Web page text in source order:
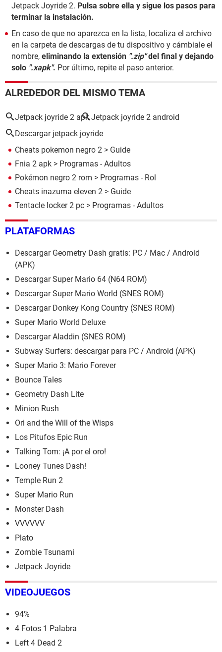
Jetpack Joyride 2. Pulsa sobre ella y sigue los pasos para
terminar la instalación.
En caso de que no aparezca en la lista, localiza el archivo
en la carpeta de descargas de tu dispositivo y cámbiale el
nombre, eliminando la extensión ".zip"del final y dejando
solo ".xapk". Por último, repite el paso anterior.
ALREDEDOR DEL MISMO TEMA
Jetpack joyride 2 apk Jetpack joyride 2 android
Descargar jetpack joyride
Cheats pokemon negro 2 > Guide
Fnia 2 apk > Programas - Adultos
Pokémon negro 2 rom > Programas - Rol
Cheats inazuma eleven 2 > Guide
Tentacle locker 2 pc > Programas - Adultos
PLATAFORMAS
Descargar Geometry Dash gratis: PC / Mac / Android
(APK)
Descargar Super Mario 64 (N64 ROM)
Descargar Super Mario World (SNES ROM)
Descargar Donkey Kong Country (SNES ROM)
Super Mario World Deluxe
Descargar Aladdin (SNES ROM)
Subway Surfers: descargar para PC / Android (APK)
Super Mario 3: Mario Forever
Bounce Tales
Geometry Dash Lite
Minion Rush
Ori and the Will of the Wisps
Los Pitufos Epic Run
Talking Tom: ¡A por el oro!
Looney Tunes Dash!
Temple Run 2
Super Mario Run
Monster Dash
VVVVVV
Plato
Zombie Tsunami
Jetpack Joyride
VIDEOJUEGOS
94%
4 Fotos 1 Palabra
Left 4 Dead 2